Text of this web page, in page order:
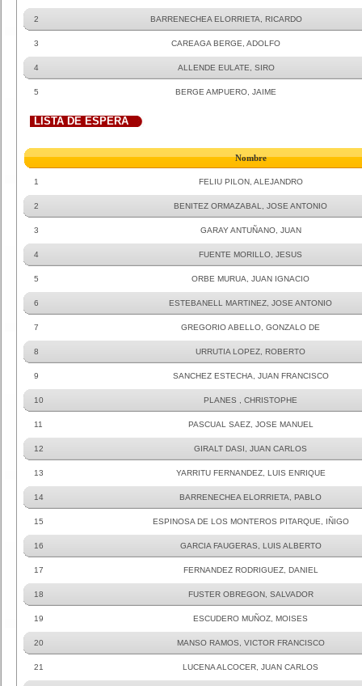
2 BARRENECHEA ELORRIETA, RICARDO
3 CAREAGA BERGE, ADOLFO
4 ALLENDE EULATE, SIRO
5 BERGE AMPUERO, JAIME
LISTA DE ESPERA
Nombre
1 FELIU PILON, ALEJANDRO
2 BENITEZ ORMAZABAL, JOSE ANTONIO
3 GARAY ANTUÑANO, JUAN
4 FUENTE MORILLO, JESUS
5 ORBE MURUA, JUAN IGNACIO
6 ESTEBANELL MARTINEZ, JOSE ANTONIO
7 GREGORIO ABELLO, GONZALO DE
8 URRUTIA LOPEZ, ROBERTO
9 SANCHEZ ESTECHA, JUAN FRANCISCO
10 PLANES , CHRISTOPHE
11 PASCUAL SAEZ, JOSE MANUEL
12 GIRALT DASI, JUAN CARLOS
13 YARRITU FERNANDEZ, LUIS ENRIQUE
14 BARRENECHEA ELORRIETA, PABLO
15 ESPINOSA DE LOS MONTEROS PITARQUE, IÑIGO
16 GARCIA FAUGERAS, LUIS ALBERTO
17 FERNANDEZ RODRIGUEZ, DANIEL
18 FUSTER OBREGON, SALVADOR
19 ESCUDERO MUÑOZ, MOISES
20 MANSO RAMOS, VICTOR FRANCISCO
21 LUCENA ALCOCER, JUAN CARLOS